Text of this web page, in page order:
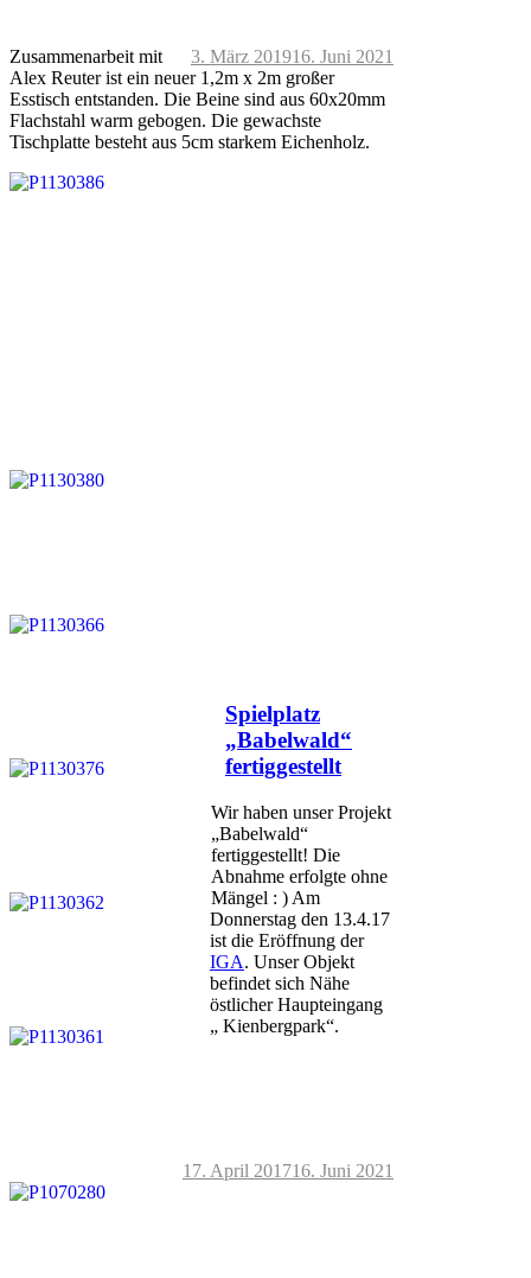
3. März 201916. Juni 2021
Zusammenarbeit mit
Alex Reuter ist ein neuer 1,2m x 2m großer
Esstisch entstanden. Die Beine sind aus 60x20mm
Flachstahl warm gebogen. Die gewachste
Tischplatte besteht aus 5cm starkem Eichenholz.
Veröffentlicht
am
17. April 201716. Juni 2021
Spielplatz
„Babelwald“
fertiggestellt
Wir haben unser Projekt
„Babelwald“
fertiggestellt! Die
Abnahme erfolgte ohne
Mängel : ) Am
Donnerstag den 13.4.17
ist die Eröffnung der
IGA. Unser Objekt
befindet sich Nähe
östlicher Haupteingang
„ Kienbergpark“.